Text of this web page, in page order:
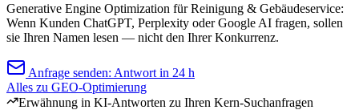
Generative Engine Optimization für Reinigung & Gebäudeservice:
Wenn Kunden ChatGPT, Perplexity oder Google AI fragen, sollen
sie Ihren Namen lesen — nicht den Ihrer Konkurrenz.
Anfrage senden: Antwort in 24 h
Alles zu GEO-Optimierung
Erwähnung in KI-Antworten zu Ihren Kern-Suchanfragen